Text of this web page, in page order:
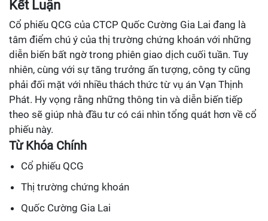
Kết Luận
Cổ phiếu QCG của CTCP Quốc Cường Gia Lai đang là
tâm điểm chú ý của thị trường chứng khoán với những
diễn biến bất ngờ trong phiên giao dịch cuối tuần. Tuy
nhiên, cùng với sự tăng trưởng ấn tượng, công ty cũng
phải đối mặt với nhiều thách thức từ vụ án Vạn Thịnh
Phát. Hy vọng rằng những thông tin và diễn biến tiếp
theo sẽ giúp nhà đầu tư có cái nhìn tổng quát hơn về cổ
phiếu này.
Từ Khóa Chính
Cổ phiếu QCG
Thị trường chứng khoán
Quốc Cường Gia Lai